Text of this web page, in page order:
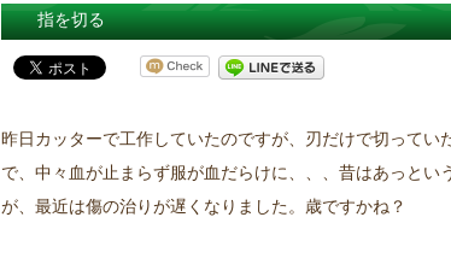
指を切る
昨日カッターで工作していたのですが、刃だけで切って
で、中々血が止まらず服が血だらけに、、、昔はあっと
が、最近は傷の治りが遅くなりました。歳ですかね？